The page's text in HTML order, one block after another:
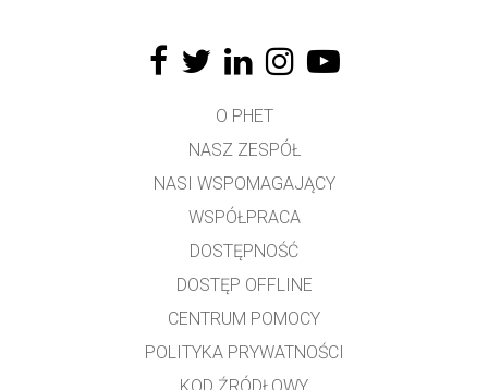
O PHET
NASZ ZESPÓŁ
NASI WSPOMAGAJĄCY
WSPÓŁPRACA
DOSTĘPNOŚĆ
DOSTĘP OFFLINE
CENTRUM POMOCY
POLITYKA PRYWATNOŚCI